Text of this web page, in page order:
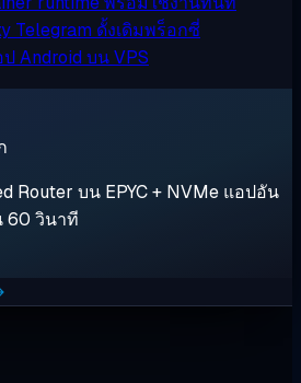
Telegram ดั้งเดิมพร็อกซี่
Android บน VPS
Router บน EPYC + NVMe แอปอัน
60 วินาที